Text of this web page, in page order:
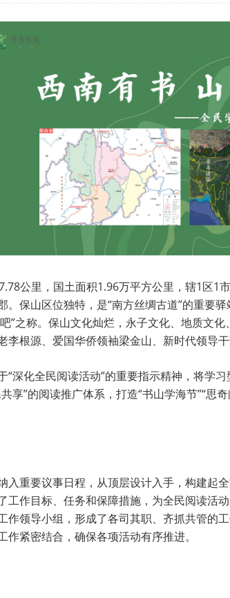
公里，国土面积1.96万平方公里，辖1区
保山区位独特，是“南方丝绸古道”的重要
”之称。保山文化灿烂，永子文化、地质文
根源、爱国华侨领袖梁金山、新时代领导
“深化全民阅读活动”的重要指示精神，将学
享”的阅读推广体系，打造“书山学海节”“
入重要议事日程，从顶层设计入手，构建起
工作目标、任务和保障措施，为全民阅读活
作领导小组，形成了各司其职、齐抓共管的
紧密结合，确保各项活动有序推进。